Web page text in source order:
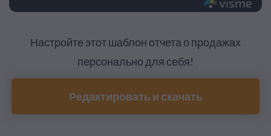
Настройте этот шаблон отчета о продажах
персонально для себя!
Редактировать и скачать